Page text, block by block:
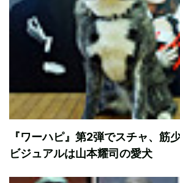
『ワーハピ』第2弾でスチャ、筋
ビジュアルは山本耀司の愛犬